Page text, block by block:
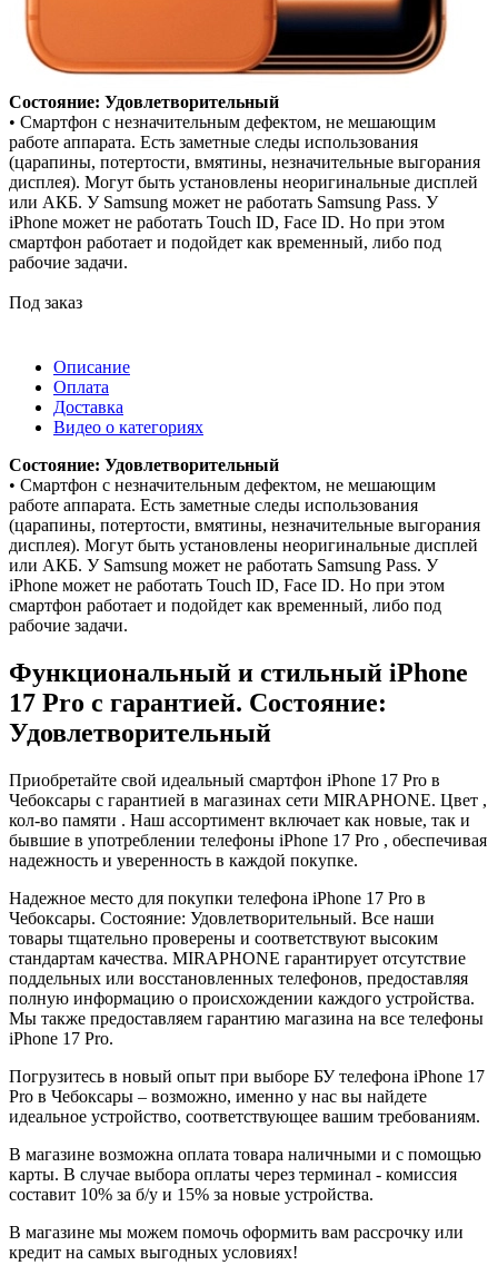
Состояние: Удовлетворительный
• Смартфон с незначительным дефектом, не мешающим
работе аппарата. Есть заметные следы использования
(царапины, потертости, вмятины, незначительные выгорания
дисплея). Могут быть установлены неоригинальные дисплей
или АКБ. У Samsung может не работать Samsung Pass. У
iPhone может не работать Touch ID, Face ID. Но при этом
смартфон работает и подойдет как временный, либо под
рабочие задачи.
Под заказ
Описание
Оплата
Доставка
Видео о категориях
Состояние: Удовлетворительный
• Смартфон с незначительным дефектом, не мешающим
работе аппарата. Есть заметные следы использования
(царапины, потертости, вмятины, незначительные выгорания
дисплея). Могут быть установлены неоригинальные дисплей
или АКБ. У Samsung может не работать Samsung Pass. У
iPhone может не работать Touch ID, Face ID. Но при этом
смартфон работает и подойдет как временный, либо под
рабочие задачи.
Функциональный и стильный iPhone
17 Pro с гарантией. Состояние:
Удовлетворительный
Приобретайте свой идеальный смартфон iPhone 17 Pro в
Чебоксары с гарантией в магазинах сети MIRAPHONE. Цвет ,
кол-во памяти . Наш ассортимент включает как новые, так и
бывшие в употреблении телефоны iPhone 17 Pro , обеспечивая
надежность и уверенность в каждой покупке.
Надежное место для покупки телефона iPhone 17 Pro в
Чебоксары. Состояние: Удовлетворительный. Все наши
товары тщательно проверены и соответствуют высоким
стандартам качества. MIRAPHONE гарантирует отсутствие
поддельных или восстановленных телефонов, предоставляя
полную информацию о происхождении каждого устройства.
Мы также предоставляем гарантию магазина на все телефоны
iPhone 17 Pro.
Погрузитесь в новый опыт при выборе БУ телефона iPhone 17
Pro в Чебоксары – возможно, именно у нас вы найдете
идеальное устройство, соответствующее вашим требованиям.
В магазине возможна оплата товара наличными и с помощью
карты. В случае выбора оплаты через терминал - комиссия
составит 10% за б/у и 15% за новые устройства.
В магазине мы можем помочь оформить вам рассрочку или
кредит на самых выгодных условиях!